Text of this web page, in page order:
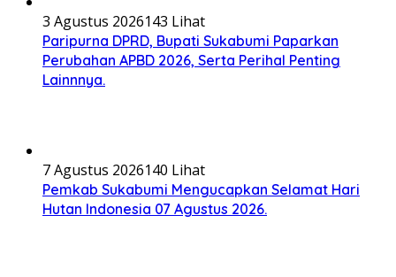
3 Agustus 2026143 Lihat
Paripurna DPRD, Bupati Sukabumi Paparkan
Perubahan APBD 2026, Serta Perihal Penting
Lainnnya.
7 Agustus 2026140 Lihat
Pemkab Sukabumi Mengucapkan Selamat Hari
Hutan Indonesia 07 Agustus 2026.